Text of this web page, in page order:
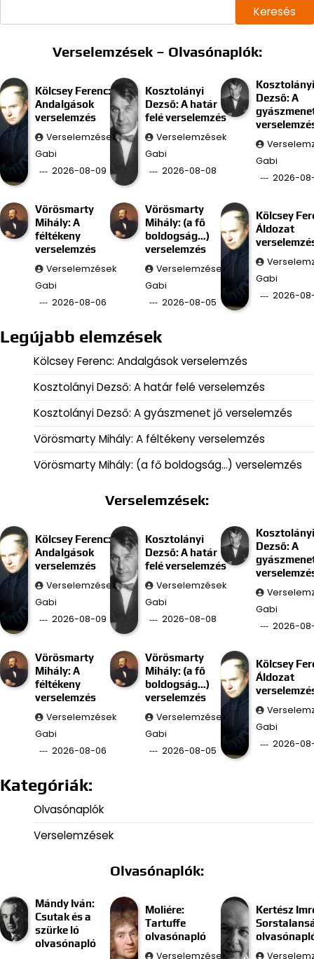
Keresés
Verselemzések – Olvasónaplók:
Kölcsey Ferenc:
Andalgások
verselemzés
Verselemzések
Gabi
2026-08-09
Kosztolányi
Dezső: A határ
felé verselemzés
Verselemzések
Gabi
2026-08-08
Kosztolányi
Dezső: A
Gabi
2026-
Vörösmarty
Mihály: A
féltékeny
verselemzés
Verselemzések
Gabi
2026-08-06
Vörösmarty
Mihály: (a fő
boldogság…)
verselemzés
Verselemzések
Gabi
2026-08-05
Kölcsey
Áldozat
Gabi
2026-
Legújabb elemzések
Kölcsey Ferenc: Andalgások verselemzés
Kosztolányi Dezső: A határ felé verselemzés
Kosztolányi Dezső: A gyászmenet jő verselemzés
Vörösmarty Mihály: A féltékeny verselemzés
Vörösmarty Mihály: (a fő boldogság…) verselemzés
Verselemzések:
Kölcsey Ferenc:
Andalgások
verselemzés
Verselemzések
Gabi
2026-08-09
Kosztolányi
Dezső: A határ
felé verselemzés
Verselemzések
Gabi
2026-08-08
Kosztolányi
Dezső: A
Gabi
2026-
Vörösmarty
Mihály: A
féltékeny
verselemzés
Verselemzések
Gabi
2026-08-06
Vörösmarty
Mihály: (a fő
boldogság…)
verselemzés
Verselemzések
Gabi
2026-08-05
Kölcsey
Áldozat
Gabi
2026-
Kategóriák:
Olvasónaplók
Verselemzések
Olvasónaplók:
Mándy Iván:
Csutak és a
szürke ló
olvasónapló
Moliére:
Tartuffe
olvasónapló
Verselemzések
Kertész